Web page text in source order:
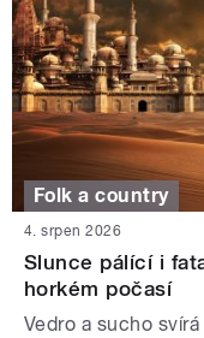
Folk a country
4. srpen 2026
Slunce pálící i
horkém počasí
Vedro a sucho